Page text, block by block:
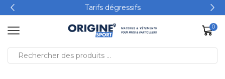
Tarifs dégressifs
0